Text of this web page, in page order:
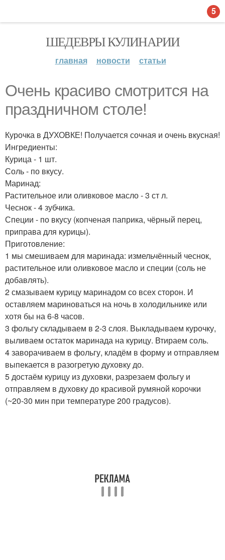
ШЕДЕВРЫ КУЛИНАРИИ
главная новости статьи
Очень красиво смотрится на
праздничном столе!
Курочка в ДУХОВКЕ! Получается сочная и очень вкусная!
Ингредиенты:
Курица - 1 шт.
Соль - по вкусу.
Маринад:
Растительное или оливковое масло - 3 ст л.
Чеснок - 4 зубчика.
Специи - по вкусу (копченая паприка, чёрный перец,
приправа для курицы).
Приготовление:
1 мы смешиваем для маринада: измельчённый чеснок,
растительное или оливковое масло и специи (соль не
добавлять).
2 смазываем курицу маринадом со всех сторон. И
оставляем мариноваться на ночь в холодильнике или
хотя бы на 6-8 часов.
3 фольгу складываем в 2-3 слоя. Выкладываем курочку,
выливаем остаток маринада на курицу. Втираем соль.
4 заворачиваем в фольгу, кладём в форму и отправляем
выпекается в разогретую духовку до.
5 достаём курицу из духовки, разрезаем фольгу и
отправляем в духовку до красивой румяной корочки
(~20-30 мин при температуре 200 градусов).
5